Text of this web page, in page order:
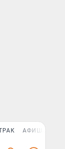
АФИША PLUS